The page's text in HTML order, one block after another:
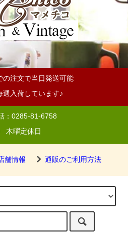
の注文で当日発送可能
週入荷しています♪
：0285-81-6758
木曜定休日
舗情報 通販のご利用方法